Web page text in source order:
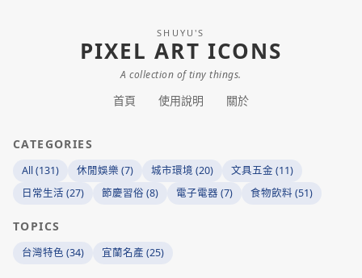
SHUYU'S
PIXEL ART ICONS
A collection of tiny things.
首頁 使用說明 關於
CATEGORIES
All (131) 休閒娛樂 (7) 城市環境 (20)
文具五金 (11)
日常生活 (27)
節慶習俗 (8) 電子電器 (7) 食物飲料 (51)
TOPICS
台灣特色 (34) 宜蘭名產 (25)